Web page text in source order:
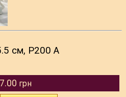
см, P200 A
грн